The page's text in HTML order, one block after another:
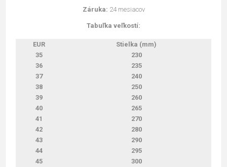
Záruka: 24 mesiacov
Tabuľka veľkostí:
EUR Stielka (mm)
35
230
36
235
37
240
38
250
39
260
40
265
41
270
42
280
43
290
44
295
45
300